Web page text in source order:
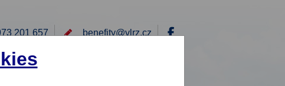
201 657 benefity@vlrz.cz